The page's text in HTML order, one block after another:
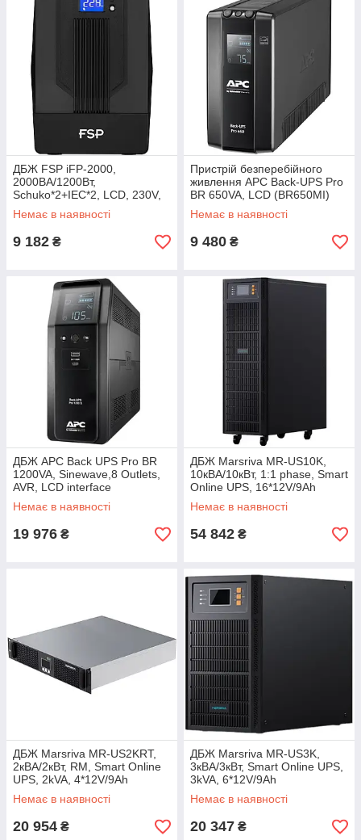
ДБЖ FSP iFP-2000,
2000ВА/1200Вт,
Schuko*2+IEC*2, LCD, 230V,
CE, EAC (PPF12A1607)
Немає в наявності
9 182 ₴
Пристрій безперебійного
живлення APC Back-UPS Pro
BR 650VA, LCD (BR650MI)
Немає в наявності
9 480 ₴
ДБЖ APC Back UPS Pro BR
1200VA, Sinewave,8 Outlets,
AVR, LCD interface
(BR1200SI)
Немає в наявності
19 976 ₴
ДБЖ Marsriva MR-US10K,
10кВА/10кВт, 1:1 phase, Smart
Online UPS, 16*12V/9Ah
Немає в наявності
54 842 ₴
ДБЖ Marsriva MR-US2KRT,
2кВА/2кВт, RM, Smart Online
UPS, 2kVA, 4*12V/9Ah
Немає в наявності
20 954 ₴
ДБЖ Marsriva MR-US3K,
3кВА/3кВт, Smart Online UPS,
3kVA, 6*12V/9Ah
Немає в наявності
20 347 ₴